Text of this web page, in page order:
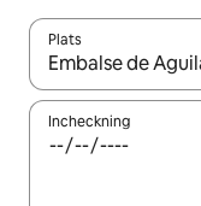
Plats
När resultaten är
Incheckning